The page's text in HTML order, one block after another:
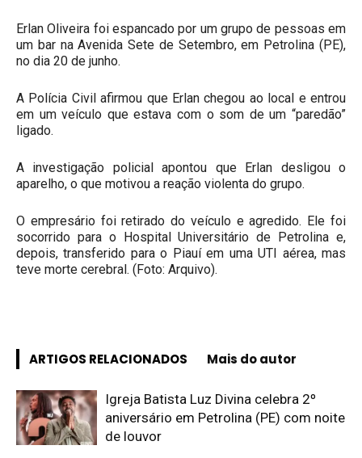
Erlan Oliveira foi espancado por um grupo de pessoas em
um bar na Avenida Sete de Setembro, em Petrolina (PE),
no dia 20 de junho.
A Polícia Civil afirmou que Erlan chegou ao local e entrou
em um veículo que estava com o som de um “paredão”
ligado.
A investigação policial apontou que Erlan desligou o
aparelho, o que motivou a reação violenta do grupo.
O empresário foi retirado do veículo e agredido. Ele foi
socorrido para o Hospital Universitário de Petrolina e,
depois, transferido para o Piauí em uma UTI aérea, mas
teve morte cerebral. (Foto: Arquivo).
ARTIGOS RELACIONADOS Mais do autor
Igreja Batista Luz Divina celebra 2º
aniversário em Petrolina (PE) com noite
de louvor